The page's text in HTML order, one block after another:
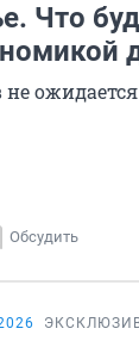
Что
ожидается
Обсудить